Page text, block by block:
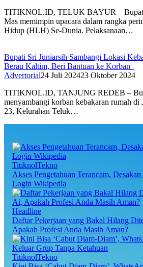
TITIKNOL.ID, TELUK BAYUR – Bupati
Mas memimpin upacara dalam rangka
Hidup (HLH) Se-Dunia. Pelaksanaan…
Bupati Sri Juniarsih Sambangi Lokasi
Berau Kaltim, Beri Bantuan ke Korban
Advertorial24 Juli 202423 Oktober 2024
TITIKNOL.ID, TANJUNG REDEB –
menyambangi korban kebakaran rumah
23, Kelurahan Teluk…
TitiknolTekno
Akses Pengetahuan Terancam,
Login Wikipedia
Headline
Daftar Pekerjaan yang Bakal Hilang
Apakah Profesi Anda Masih Aman?
TitiknolTekno